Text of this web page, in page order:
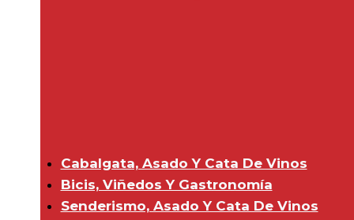
Cabalgata, Asado Y Cata De Vinos
Bicis, Viñedos Y Gastronomía
Senderismo, Asado Y Cata De Vinos